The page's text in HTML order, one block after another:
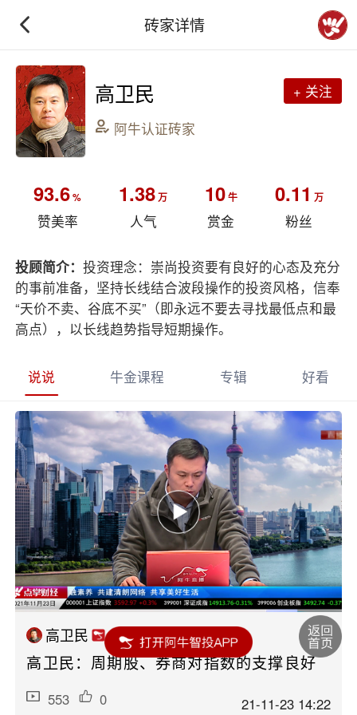
砖家详情
高卫民
阿牛认证砖家
+ 关注
93.6 %
赞美率
1.38万
人气
10牛
赏金
0.11 万
粉丝
投顾简介：投资理念：崇尚投资要有良好的心态及充分
的事前准备，坚持长线结合波段操作的投资风格，信奉
“天价不卖、谷底不买”（即永远不要去寻找最低点和最
高点），以长线趋势指导短期操作。
说说 牛金课程 专辑 好看
高卫民
高卫民：周期股、券商对指数的支撑良好
553 0 21-11-23 14:22